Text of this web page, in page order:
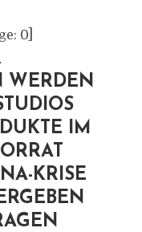
0]
WERDEN
IM
KRISE